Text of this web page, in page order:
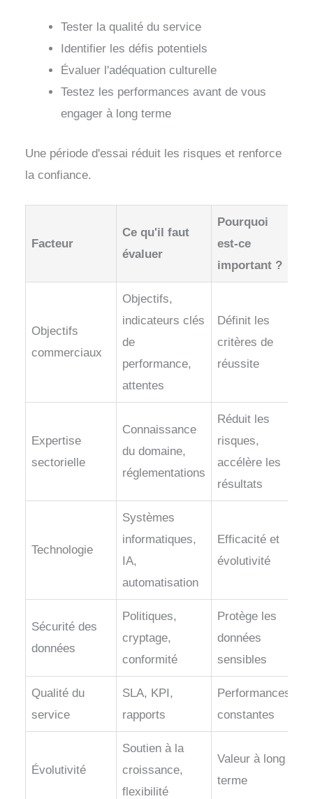
Tester la qualité du service
Identifier les défis potentiels
Évaluer l'adéquation culturelle
Testez les performances avant de vous
engager à long terme
Une période d'essai réduit les risques et renforce
la confiance.
Facteur
Ce qu'il faut
évaluer
Pourquoi
est-ce
important ?
Objectifs
commerciaux
Objectifs,
indicateurs clés
de
performance,
attentes
Définit les
critères de
réussite
Expertise
sectorielle
Connaissance
du domaine,
réglementations
Réduit les
risques,
accélère les
résultats
Technologie
Systèmes
informatiques,
IA,
automatisation
Efficacité et
évolutivité
Sécurité des
données
Politiques,
cryptage,
conformité
Protège les
données
sensibles
Qualité du
service
SLA, KPI,
rapports
Performances
constantes
Évolutivité
Soutien à la
croissance,
flexibilité
Valeur à long
terme